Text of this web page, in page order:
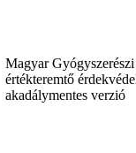
Magyar
értékteremtő
akadálymentes verzió